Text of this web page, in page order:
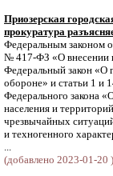
Приозерская
прокуратура
Федеральным законом
№ 417-ФЗ «О внесении
Федеральный закон «О
обороне» и статьи 1 и
Федерального закона
населения и
чрезвычайных
и техногенного
...
(добавлено 2023-01-20 )